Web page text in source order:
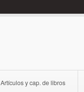
Artículos y cap. de libros